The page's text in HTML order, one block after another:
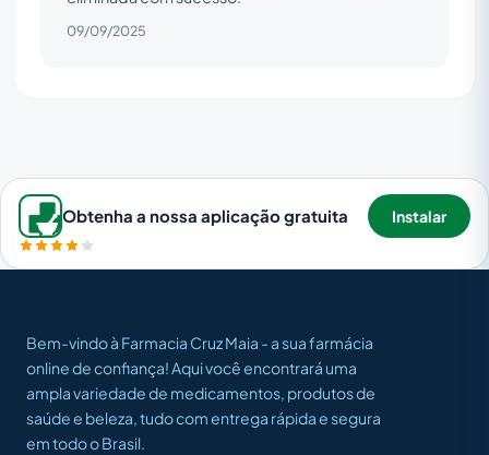
09/09/2025
Obtenha a nossa aplicação gratuita Instalar
Bem-vindo à Farmacia Cruz Maia - a sua farmácia
online de confiança! Aqui você encontrará uma
ampla variedade de medicamentos, produtos de
saúde e beleza, tudo com entrega rápida e segura
em todo o Brasil.